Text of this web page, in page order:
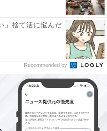
。
ロケーションが素晴ら
ゆっくりと露天風呂を楽
た料理が美味しく、お
」捨て活に悩んだ
Recommended by